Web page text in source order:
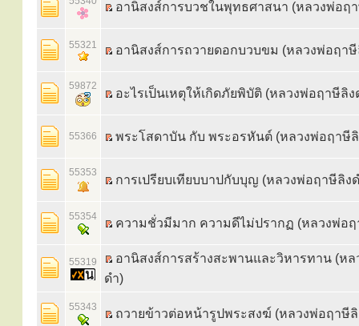
อานิสงส์การบวชในพุทธศาสนา (หลวงพ่อฤ
55321 อานิสงส์การถวายดอกบวบขม (หลวงพ่อฤาษี
59872
อะไรเป็นเหตุให้เกิดภัยพิบัติ (หลวงพ่อฤาษีลิง
55366 พระโสดาบัน กับ พระอรหันต์ (หลวงพ่อฤาษี
55353
การเปรียบเทียบบาปกับบุญ (หลวงพ่อฤาษีลิง
55354 ความชั่วมีมาก ความดีไม่ปรากฏ (หลวงพ่อฤ
55319
อานิสงส์การสร้างสะพานและวิหารทาน‬ (ห
ดำ)
55343 ถวายข้าวต่อหน้ารูปพระสงฆ์ (หลวงพ่อฤาษีลิ